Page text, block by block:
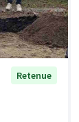
Retenue